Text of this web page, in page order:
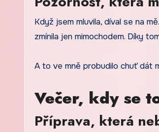
Když jsem mluvila, díval se na
zmínila jen mimochodem. Díky
A to ve mně probudilo chuť dát
Večer, kdy se
Příprava, která